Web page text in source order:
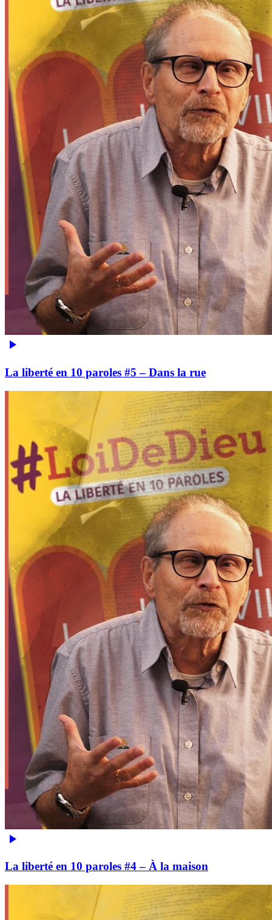
La liberté en 10 paroles #5 – Dans la rue
La liberté en 10 paroles #4 – À la maison